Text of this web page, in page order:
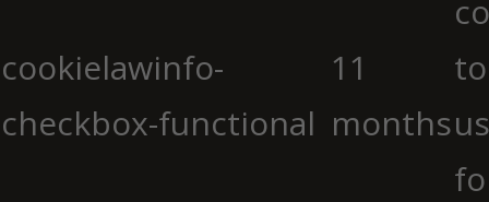
cookielawinfo-
checkbox-functional
11
months